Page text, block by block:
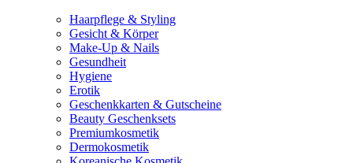
Haarpflege & Styling
Gesicht & Körper
Make-Up & Nails
Gesundheit
Hygiene
Erotik
Geschenkkarten & Gutscheine
Beauty Geschenksets
Premiumkosmetik
Dermokosmetik